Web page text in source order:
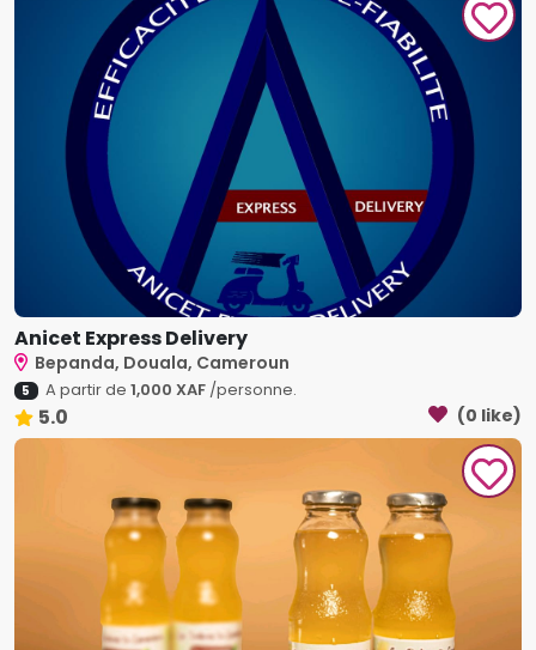
Anicet Express Delivery
Bepanda, Douala, Cameroun
5 A partir de 1,000 XAF/personne.
5.0 (0 like)